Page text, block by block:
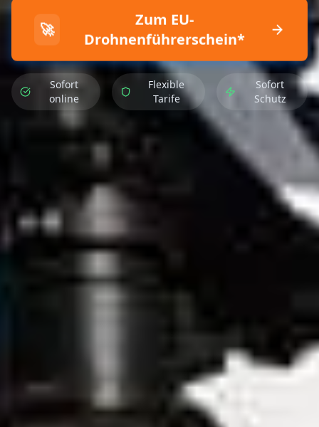
🚀
Zum EU-
Drohnenführerschein*
Sofort
online
Flexible
Tarife
Sofort
Schutz